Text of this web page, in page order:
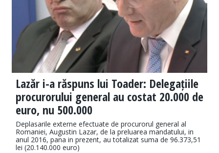
Lazăr i-a răspuns lui Toader: Delegațiile
procurorului general au costat 20.000 de
euro, nu 500.000
Deplasarile externe efectuate de procurorul general al
Romaniei, Augustin Lazar, de la preluarea mandatului, in
anul 2016, pana in prezent, au totalizat suma de 96.373,51
lei (20.140.000 euro)